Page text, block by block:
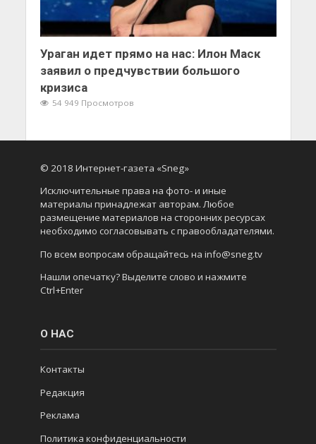
Ураган идет прямо на нас: Илон Маск
заявил о предчувствии большого
кризиса
54 949 Просмотров
© 2018 Интернет-газета «Sneg»
Исключительные права на фото- и иные
материалы принадлежат авторам. Любое
размещение материалов на сторонних ресурсах
необходимо согласовывать с правообладателями.
По всем вопросам обращайтесь на info@sneg.tv
Нашли опечатку? Выделите слово и нажмите
Ctrl+Enter
О НАС
Контакты
Редакция
Реклама
Политика конфиденциальности